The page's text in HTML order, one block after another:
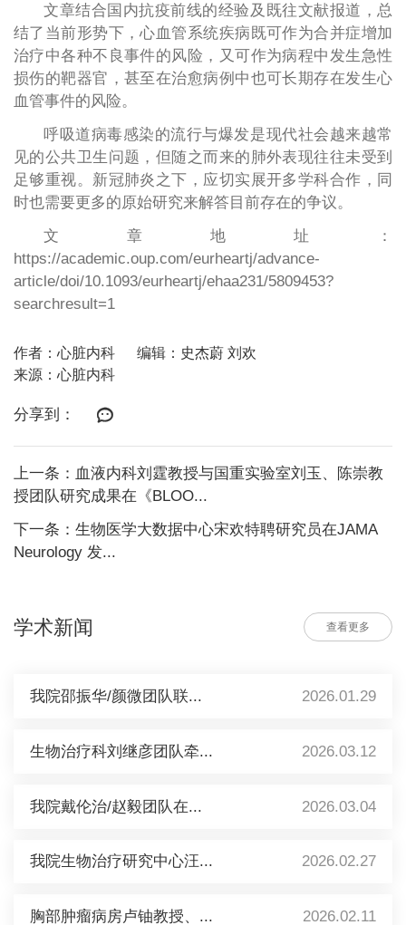
文章结合国内抗疫前线的经验及既往文献报道，总
结了当前形势下，心血管系统疾病既可作为合并症增加
治疗中各种不良事件的风险，又可作为病程中发生急性
损伤的靶器官，甚至在治愈病例中也可长期存在发生心
血管事件的风险。
呼吸道病毒感染的流行与爆发是现代社会越来越常
见的公共卫生问题，但随之而来的肺外表现往往未受到
足够重视。新冠肺炎之下，应切实展开多学科合作，同
时也需要更多的原始研究来解答目前存在的争议。
文章地址：
https://academic.oup.com/eurheartj/advance-
article/doi/10.1093/eurheartj/ehaa231/5809453?
searchresult=1
作者：心脏内科
编辑：史杰蔚 刘欢
来源：心脏内科
分享到：
上一条：血液内科刘霆教授与国重实验室刘玉、陈崇教
授团队研究成果在《BLOO...
下一条：生物医学大数据中心宋欢特聘研究员在JAMA
Neurology 发...
学术新闻 查看更多
我院邵振华/颜微团队联... 2026.01.29
生物治疗科刘继彦团队牵... 2026.03.12
我院戴伦治/赵毅团队在... 2026.03.04
我院生物治疗研究中心汪... 2026.02.27
胸部肿瘤病房卢铀教授、... 2026.02.11